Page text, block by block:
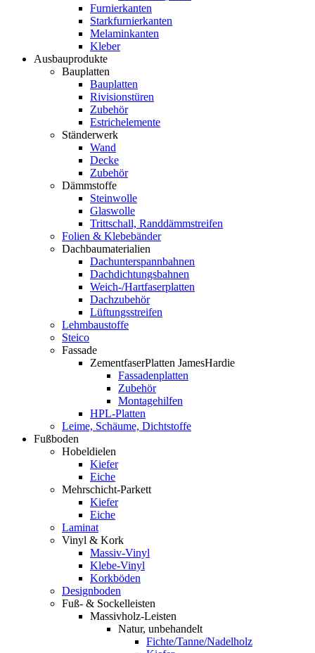
Furnierkanten
Starkfurnierkanten
Melaminkanten
Kleber
Ausbauprodukte
Bauplatten
Bauplatten
Rivisionstüren
Zubehör
Estrichelemente
Ständerwerk
Wand
Decke
Zubehör
Dämmstoffe
Steinwolle
Glaswolle
Trittschall, Randdämmstreifen
Folien & Klebebänder
Dachbaumaterialien
Dachunterspannbahnen
Dachdichtungsbahnen
Weich-/Hartfaserplatten
Dachzubehör
Lüftungsstreifen
Lehmbaustoffe
Steico
Fassade
ZementfaserPlatten JamesHardie
Fassadenplatten
Zubehör
Montagehilfen
HPL-Platten
Leime, Schäume, Dichtstoffe
Fußboden
Hobeldielen
Kiefer
Eiche
Mehrschicht-Parkett
Kiefer
Eiche
Laminat
Vinyl & Kork
Massiv-Vinyl
Klebe-Vinyl
Korkböden
Designboden
Fuß- & Sockelleisten
Massivholz-Leisten
Natur, unbehandelt
Fichte/Tanne/Nadelholz